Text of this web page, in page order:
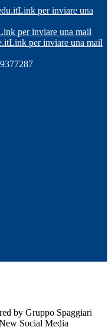
Link per inviare una
per inviare una mail
Link per inviare una mail
by Gruppo Spaggiari
Social Media